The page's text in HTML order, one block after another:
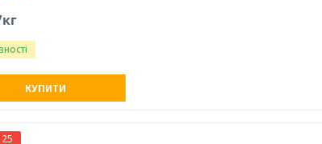
КУПИТИ